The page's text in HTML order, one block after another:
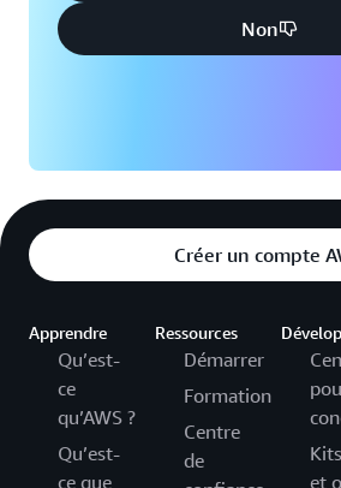
Non
Créer un compte
Apprendre
Qu’est-
ce
qu’AWS ?
Qu’est-
ce que
Ressources
Démarrer
Formation
Centre
de
et